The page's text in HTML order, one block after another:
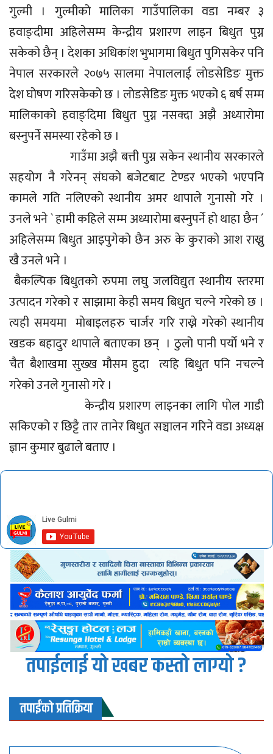
गुल्मी । गुल्मीको मालिका गाउँपालिका वडा नम्बर ३
हवाङ्दीमा अहिलेसम्म केन्द्रीय प्रशारण लाइन बिधुत पुग्न
सकेको छैन् । देशका अधिकांश भुभागमा बिधुत पुगिसकेर पनि
नेपाल सरकारले २०७५ सालमा नेपाललाई लाेडसेडिङ मुक्त
देश घाेषण गरिसकेको छ । लाेडसेडिङ मुक्त भएको ६ बर्ष सम्म
मालिकाकाे हवाङ्दिमा बिधुत पुग्न नसक्दा अझै अध्यारोमा
बस्नुपर्ने समस्या रहेको छ ।
गाउँमा अझै बत्ती पुग्न सकेन स्थानीय सरकारले
सहयोग नै गरेनन् संघकाे बजेटबाट टेण्डर भएको भएपनि
कामले गति नलिएको स्थानीय अमर थापाले गुनासो गरे ।
उनले भने ` हामी कहिले सम्म अध्याराेमा बस्नुपर्ने हाे थाहा छैन ´
अहिलेसम्म बिधुत आइपुगेको छैन अरु के कुराकाे आश राख्नु
खै उनले भने ।
बैकल्पिक बिधुतकाे रुपमा लघु जलविद्युत स्थानीय स्तरमा
उत्पादन गरेको र साझामा केही समय बिधुत चल्ने गरेको छ ।
त्यही समयमा माेबाइलहरु चार्जर गरि राख्ने गरेको स्थानीय
खडक बहादुर थापाले बताएका छन् । ठुलो पानी पर्याे भने र
चैत बैशाखमा सुख्ख माैसम हुदा त्यहि बिधुत पनि नचल्ने
गरेको उनले गुनासो गरे ।
केन्द्रीय प्रशारण लाइनका लागि पाेल गाडी
सकिएको र छिट्टै तार तानेर बिधुत सञ्चालन गरिने वडा अध्यक्ष
ज्ञान कुमार बुढाले बताए ।
तपाईलाई यो खबर कस्तो लाग्यो ?
तपाईंको प्रतिक्रिया